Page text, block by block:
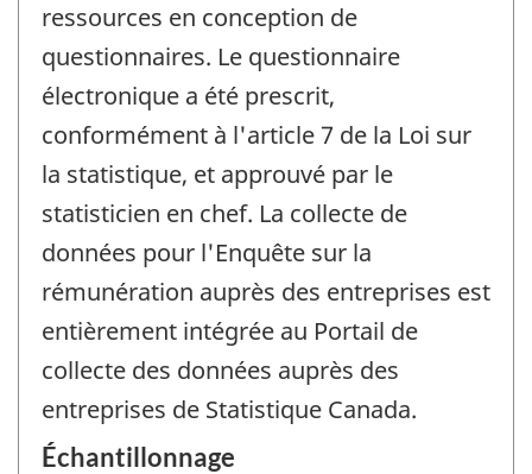
ressources en conception de
questionnaires. Le questionnaire
électronique a été prescrit,
conformément à l'article 7 de la Loi sur
la statistique, et approuvé par le
statisticien en chef. La collecte de
données pour l'Enquête sur la
rémunération auprès des entreprises est
entièrement intégrée au Portail de
collecte des données auprès des
entreprises de Statistique Canada.
Échantillonnage